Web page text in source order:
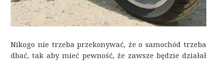
Nikogo nie trzeba przekonywać, że o samochód trzeba
dbać, tak aby mieć pewność, że zawsze będzie działał